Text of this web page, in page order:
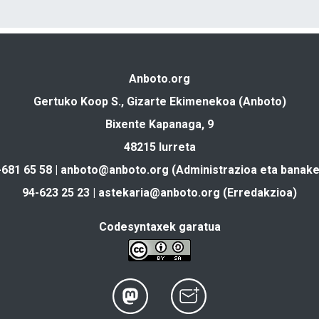
Anboto.org
Gertuko Koop S., Gizarte Ekimenekoa (Anboto)
Bixente Kapanaga, 9
48215 Iurreta
65 58 | anboto@anboto.org (Administrazioa eta
94-623 25 23 | astekaria@anboto.org (Erredakzioa)
Codesyntaxek garatua